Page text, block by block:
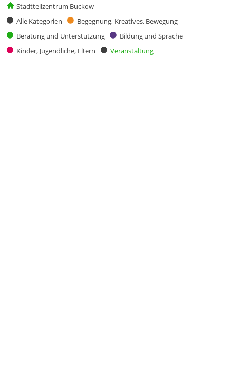
Stadtteilzentrum Buckow
Alle Kategorien
Begegnung, Kreatives, Bewegung
Beratung und Unterstützung
Bildung und Sprache
Kinder, Jugendliche, Eltern
Veranstaltung